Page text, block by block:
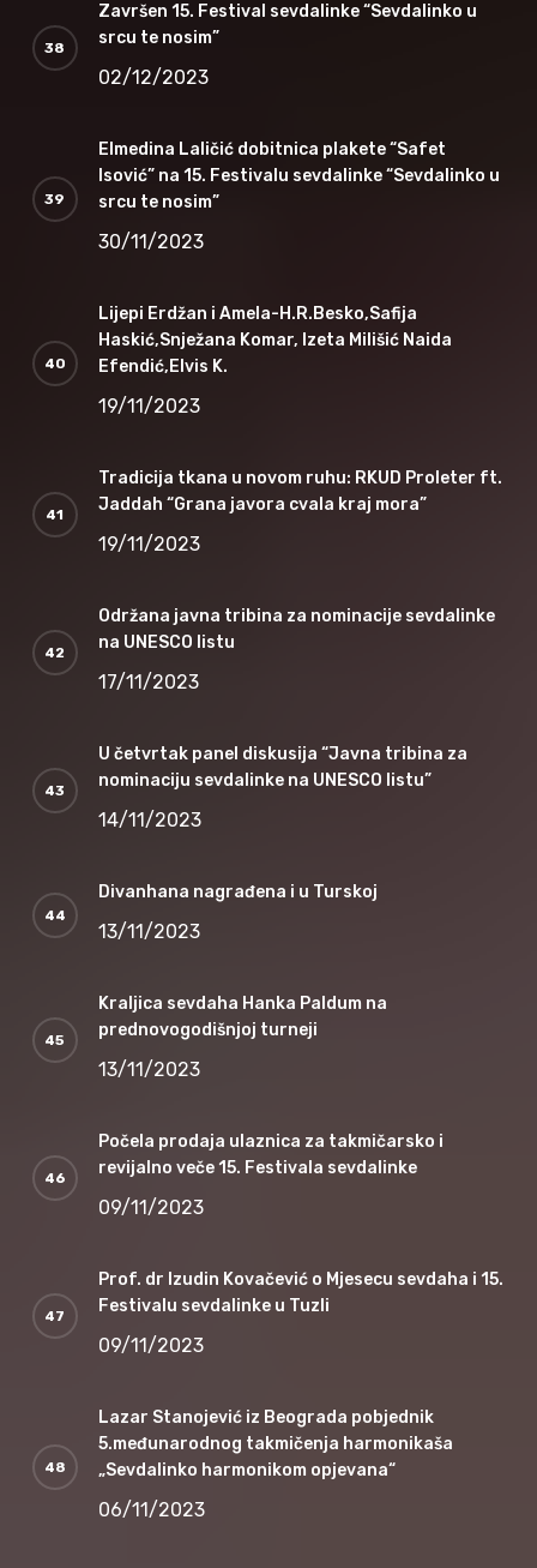
Završen 15. Festival sevdalinke “Sevdalinko u
srcu te nosim”
02/12/2023
Elmedina Laličić dobitnica plakete “Safet
Isović” na 15. Festivalu sevdalinke “Sevdalinko u
srcu te nosim”
30/11/2023
Lijepi Erdžan i Amela-H.R.Besko,Safija
Haskić,Snježana Komar, Izeta Milišić Naida
Efendić,Elvis K.
19/11/2023
Tradicija tkana u novom ruhu: RKUD Proleter ft.
Jaddah “Grana javora cvala kraj mora”
19/11/2023
Održana javna tribina za nominacije sevdalinke
na UNESCO listu
17/11/2023
U četvrtak panel diskusija “Javna tribina za
nominaciju sevdalinke na UNESCO listu”
14/11/2023
Divanhana nagrađena i u Turskoj
13/11/2023
Kraljica sevdaha Hanka Paldum na
prednovogodišnjoj turneji
13/11/2023
Počela prodaja ulaznica za takmičarsko i
revijalno veče 15. Festivala sevdalinke
09/11/2023
Prof. dr Izudin Kovačević o Mjesecu sevdaha i 15.
Festivalu sevdalinke u Tuzli
09/11/2023
Lazar Stanojević iz Beograda pobjednik
5.međunarodnog takmičenja harmonikaša
„Sevdalinko harmonikom opjevana“
06/11/2023